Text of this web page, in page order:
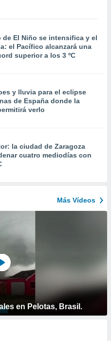
de El Niño se intensifica y el
el Pacífico alcanzará una
superior a los 3 ºC
y lluvia para el eclipse
de España donde la
verlo
la ciudad de Zaragoza
cuatro mediodías con
Más Vídeos
en Pelotas, Brasil.